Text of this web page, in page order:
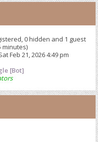
0 hidden and 1 guest
minutes)
Feb 21, 2026 4:49 pm
[Bot]